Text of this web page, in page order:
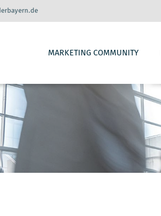
MARKETING COMMUNITY
VORSTAND & BEIRAT